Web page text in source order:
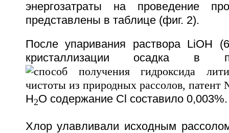
энергозатраты на проведение
представлены в таблице (фиг. 2).
После упаривания раствора LiOH
кристаллизации осадка в
H 2O содержание Cl составило 0,003%.
Хлор улавливали исходным